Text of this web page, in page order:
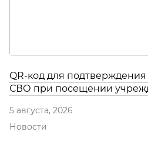
QR-код для подтверждения
СВО при посещении
5 августа, 2026
Новости